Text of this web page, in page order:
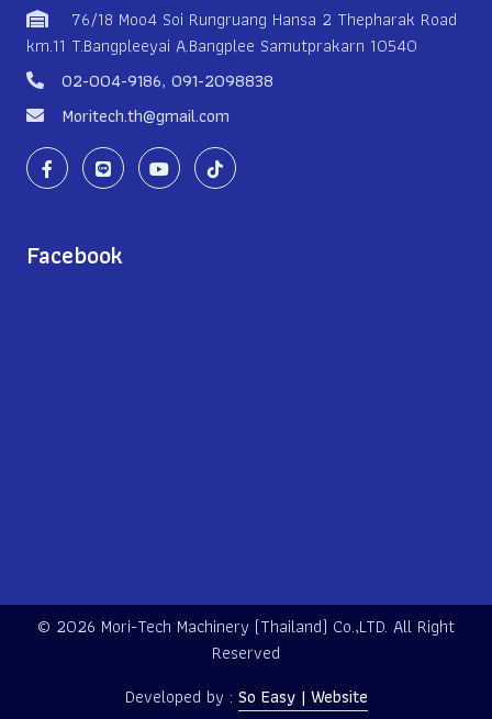
76/18 Moo4 Soi Rungruang Hansa 2 Thepharak Road
km.11 T.Bangpleeyai A.Bangplee Samutprakarn 10540
02-004-9186, 091-2098838
Moritech.th@gmail.com
Facebook
© 2026 Mori-Tech Machinery (Thailand) Co.,LTD. All Right
Reserved
Developed by : So Easy | Website